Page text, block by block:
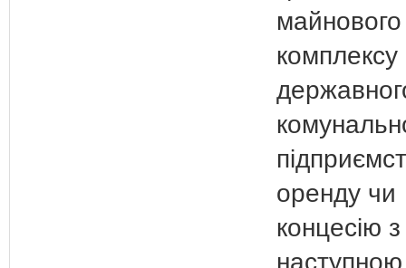
майнового
комплексу
оренду чи
концесію з
наступною